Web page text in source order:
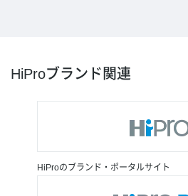
HiProブランド関連
HiProのブランド・ポータルサイト